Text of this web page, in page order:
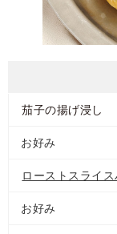
茄子の揚げ浸し
お好み
ローストスライス
お好み